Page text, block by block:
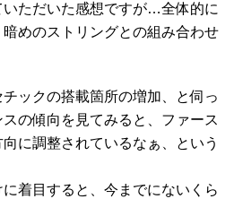
いただいた感想ですが…全体的に
めのストリングとの組み合わせ
ックの搭載箇所の増加、と伺っ
の傾向を見てみると、ファース
に調整されているなぁ、という
に着目すると、今までにないくら